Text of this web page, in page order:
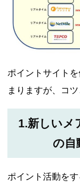
ポイントサイト
まりますが、コ
1.新しいメ
の自
ポイント活動を